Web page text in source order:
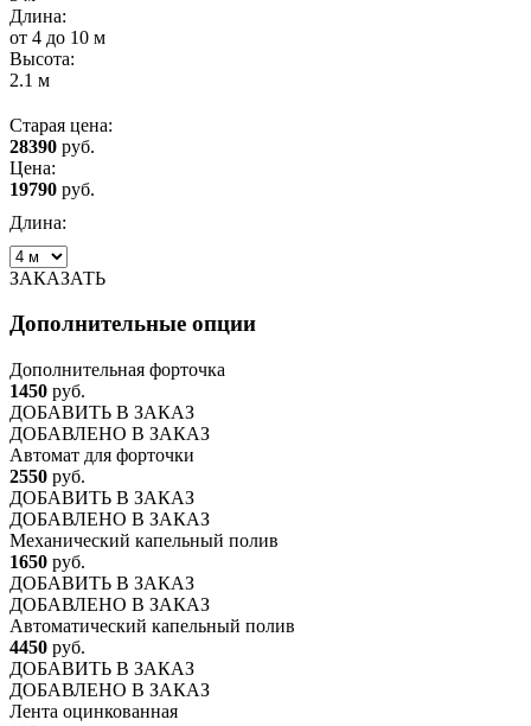
Длина:
от 4 до 10 м
Высота:
2.1 м
Старая цена:
28390 руб.
Цена:
19790 руб.
Длина:
ЗАКАЗАТЬ
Дополнительные опции
Дополнительная форточка
1450 руб.
ДОБАВИТЬ В ЗАКАЗ
ДОБАВЛЕНО В ЗАКАЗ
Автомат для форточки
2550 руб.
ДОБАВИТЬ В ЗАКАЗ
ДОБАВЛЕНО В ЗАКАЗ
Механический капельный полив
1650 руб.
ДОБАВИТЬ В ЗАКАЗ
ДОБАВЛЕНО В ЗАКАЗ
Автоматический капельный полив
4450 руб.
ДОБАВИТЬ В ЗАКАЗ
ДОБАВЛЕНО В ЗАКАЗ
Лента оцинкованная